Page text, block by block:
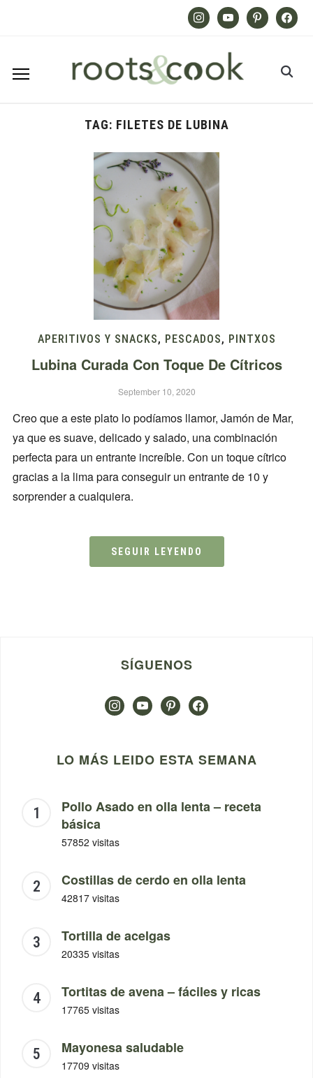
InstagramYoutube PinterestFacebook
TAG: FILETES DE LUBINA
APERITIVOS Y SNACKS, PESCADOS, PINTXOS
Lubina Curada Con Toque De Cítricos
September 10, 2020
Creo que a este plato lo podíamos llamor, Jamón de Mar,
ya que es suave, delicado y salado, una combinación
perfecta para un entrante increíble. Con un toque cítrico
gracias a la lima para conseguir un entrante de 10 y
sorprender a cualquiera.
SEGUIR LEYENDO
SÍGUENOS
instagramyoutubepinterestfacebook
LO MÁS LEIDO ESTA SEMANA
Pollo Asado en olla lenta – receta
básica
57852 visitas
Costillas de cerdo en olla lenta
42817 visitas
Tortilla de acelgas
20335 visitas
Tortitas de avena – fáciles y ricas
17765 visitas
Mayonesa saludable
17709 visitas